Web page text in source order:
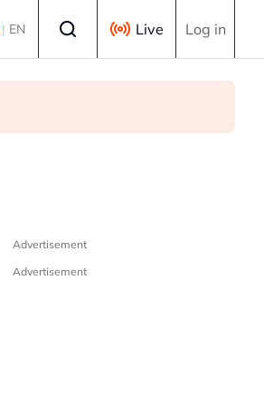
| EN Live Log in
Advertisement
Advertisement